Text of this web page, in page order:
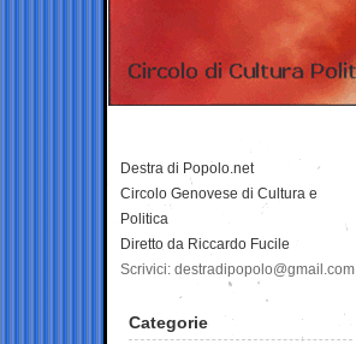
Destra di Popolo.net
Circolo Genovese di Cultura e
Politica
Diretto da Riccardo Fucile
Scrivici: destradipopolo@gmail.com
Categorie